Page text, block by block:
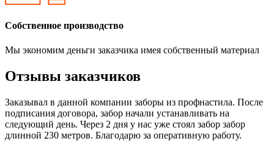
Собственное производство
Мы экономим деньги заказчика имея собственный материал
Отзывы заказчиков
Заказывал в данной компании заборы из профнастила. После
подписания договора, забор начали устанавливать на
следующий день. Через 2 дня у нас уже стоял забор забор
длинной 230 метров. Благодарю за оперативную работу.